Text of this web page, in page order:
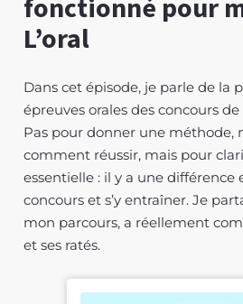
fonctionné pour
L’oral
Dans cet épisode, je parle de la
épreuves orales des concours
Pas pour donner une méthode,
comment réussir, mais pour
essentielle : il y a une différence
concours et s’y entraîner. Je
mon parcours, a réellement
et ses ratés.